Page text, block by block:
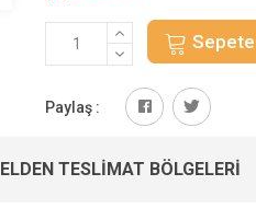
Paylaş :
ELDEN TESLIMAT BÖLGELERI